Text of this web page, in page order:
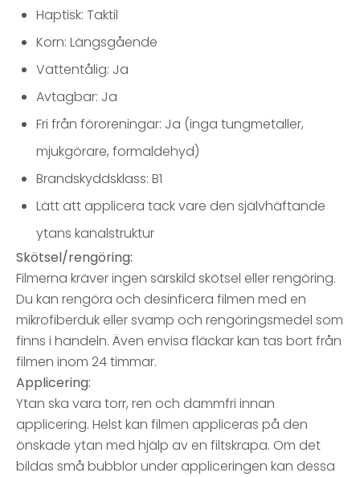
Haptisk: Taktil
Korn: Längsgående
Vattentålig: Ja
Avtagbar: Ja
Fri från föroreningar: Ja (inga tungmetaller,
mjukgörare, formaldehyd)
Brandskyddsklass: B1
Lätt att applicera tack vare den självhäftande
ytans kanalstruktur
Skötsel/rengöring:
Filmerna kräver ingen särskild skötsel eller rengöring.
Du kan rengöra och desinficera filmen med en
mikrofiberduk eller svamp och rengöringsmedel som
finns i handeln. Även envisa fläckar kan tas bort från
filmen inom 24 timmar.
Applicering:
Ytan ska vara torr, ren och dammfri innan
applicering. Helst kan filmen appliceras på den
önskade ytan med hjälp av en filtskrapa. Om det
bildas små bubblor under appliceringen kan dessa